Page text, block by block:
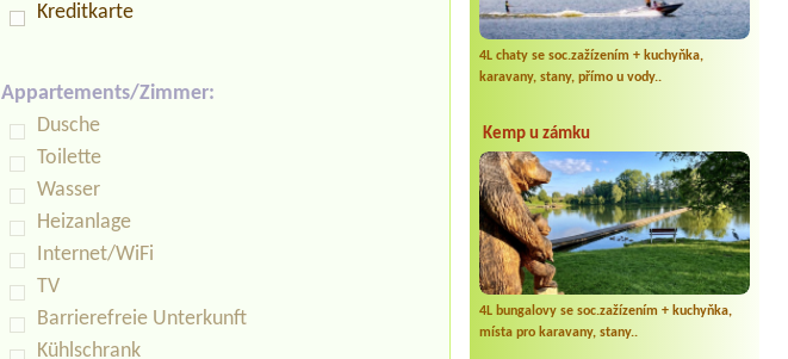
4L chaty se soc.zažízením + kuchyňka,
karavany, stany, přímo u vody..
Kemp u zámku
4L bungalovy se soc.zažízením + kuchyňka,
místa pro karavany, stany..
Kreditkarte
Appartements/Zimmer:
Dusche
Toilette
Wasser
Heizanlage
Internet/WiFi
TV
Barrierefreie Unterkunft
Kühlschrank